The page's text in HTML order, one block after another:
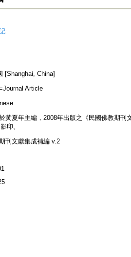
[Shanghai, China]
Article
黃夏年主編，2008年出版之《民國佛教期
印。
刊文獻集成補編 v.2